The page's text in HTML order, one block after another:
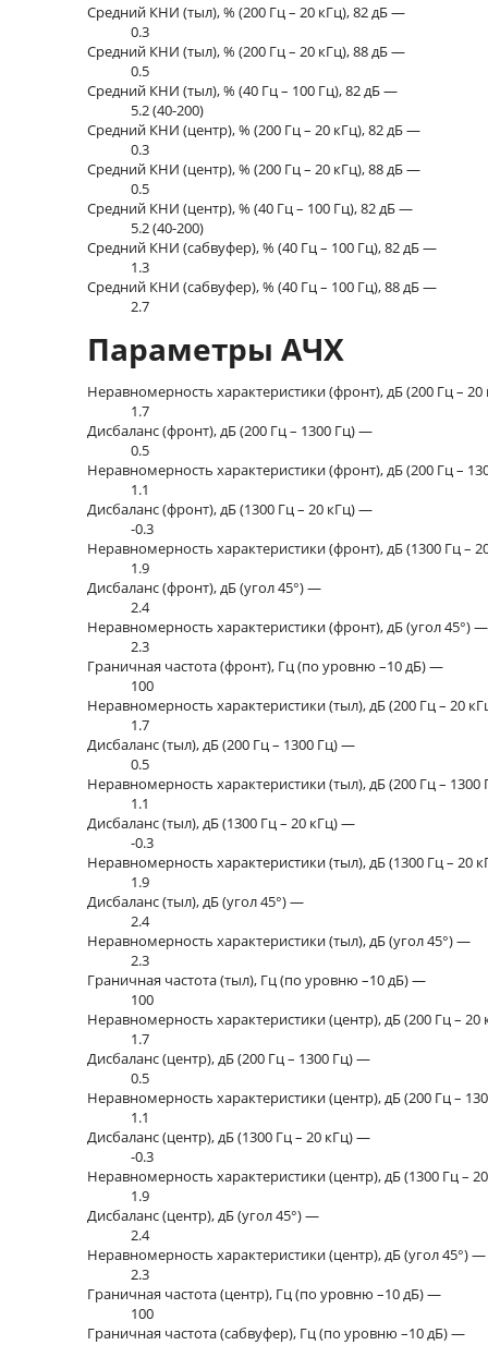
Средний КНИ (тыл), % (200 Гц – 20 кГц), 82 дБ —
0.3
Средний КНИ (тыл), % (200 Гц – 20 кГц), 88 дБ —
0.5
Средний КНИ (тыл), % (40 Гц – 100 Гц), 82 дБ —
5.2 (40-200)
Средний КНИ (центр), % (200 Гц – 20 кГц), 82 дБ —
0.3
Средний КНИ (центр), % (200 Гц – 20 кГц), 88 дБ —
0.5
Средний КНИ (центр), % (40 Гц – 100 Гц), 82 дБ —
5.2 (40-200)
Средний КНИ (сабвуфер), % (40 Гц – 100 Гц), 82 дБ —
1.3
Средний КНИ (сабвуфер), % (40 Гц – 100 Гц), 88 дБ —
2.7
Параметры АЧХ
Неравномерность характеристики (фронт), дБ (200 Гц –
1.7
Дисбаланс (фронт), дБ (200 Гц – 1300 Гц) —
0.5
Неравномерность характеристики (фронт), дБ (200 Гц –
1.1
Дисбаланс (фронт), дБ (1300 Гц – 20 кГц) —
-0.3
Неравномерность характеристики (фронт), дБ (1300 Гц –
1.9
Дисбаланс (фронт), дБ (угол 45°) —
2.4
Неравномерность характеристики (фронт), дБ (угол 45°) —
2.3
Граничная частота (фронт), Гц (по уровню –10 дБ) —
100
Неравномерность характеристики (тыл), дБ (200 Гц – 20
1.7
Дисбаланс (тыл), дБ (200 Гц – 1300 Гц) —
0.5
Неравномерность характеристики (тыл), дБ (200 Гц –
1.1
Дисбаланс (тыл), дБ (1300 Гц – 20 кГц) —
-0.3
Неравномерность характеристики (тыл), дБ (1300 Гц – 20
1.9
Дисбаланс (тыл), дБ (угол 45°) —
2.4
Неравномерность характеристики (тыл), дБ (угол 45°) —
2.3
Граничная частота (тыл), Гц (по уровню –10 дБ) —
100
Неравномерность характеристики (центр), дБ (200 Гц –
1.7
Дисбаланс (центр), дБ (200 Гц – 1300 Гц) —
0.5
Неравномерность характеристики (центр), дБ (200 Гц –
1.1
Дисбаланс (центр), дБ (1300 Гц – 20 кГц) —
-0.3
Неравномерность характеристики (центр), дБ (1300 Гц –
1.9
Дисбаланс (центр), дБ (угол 45°) —
2.4
Неравномерность характеристики (центр), дБ (угол 45°) —
2.3
Граничная частота (центр), Гц (по уровню –10 дБ) —
100
Граничная частота (сабвуфер), Гц (по уровню –10 дБ) —